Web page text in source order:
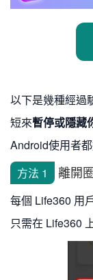
以下是幾種經過
短來暫停或隱藏
Android使用者都
方法 1
離開
每個 Life360 用
只需在 Life360